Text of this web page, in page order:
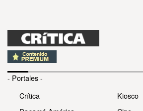
- Portales -
Crítica
Kiosco